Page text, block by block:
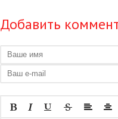
Добавить